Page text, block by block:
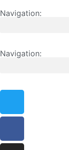
Navigation:
Navigation: